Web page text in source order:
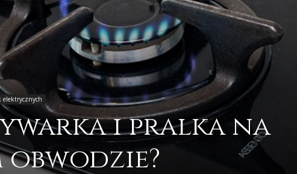
elektrycznych
i pralka na
obwodzie?